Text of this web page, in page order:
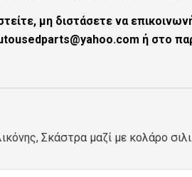
μη διστάσετε να
ή στο
Σκάστρα μαζί με κολάρο